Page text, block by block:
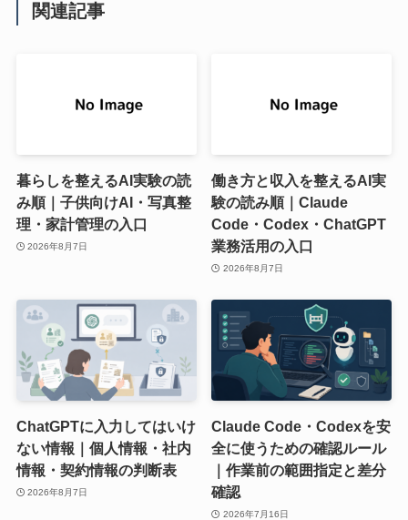
関連記事
暮らしを整えるAI実験の読
み順｜子供向けAI・写真整
理・家計管理の入口
2026年8月7日
働き方と収入を整えるAI実
験の読み順｜Claude
Code・Codex・ChatGPT
業務活用の入口
2026年8月7日
ChatGPTに入力してはいけ
ない情報｜個人情報・社内
情報・契約情報の判断表
2026年8月7日
Claude Code・Codexを安
全に使うための確認ルール
｜作業前の範囲指定と差分
確認
2026年7月16日